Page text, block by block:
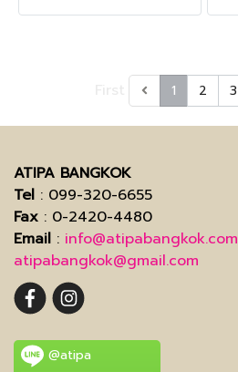
1 2 3
ATIPA BANGKOK
Tel : 099-320-6655
Fax : 0-2420-4480
Email : info@atipabangkok.com
atipabangkok@gmail.com
@atipa